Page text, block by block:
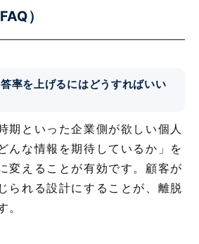
）
率を上げるにはどうすればいい
期といった企業側が欲しい個人
んな情報を期待しているか」を
変えることが有効です。顧客が
られる設計にすることが、離脱
。